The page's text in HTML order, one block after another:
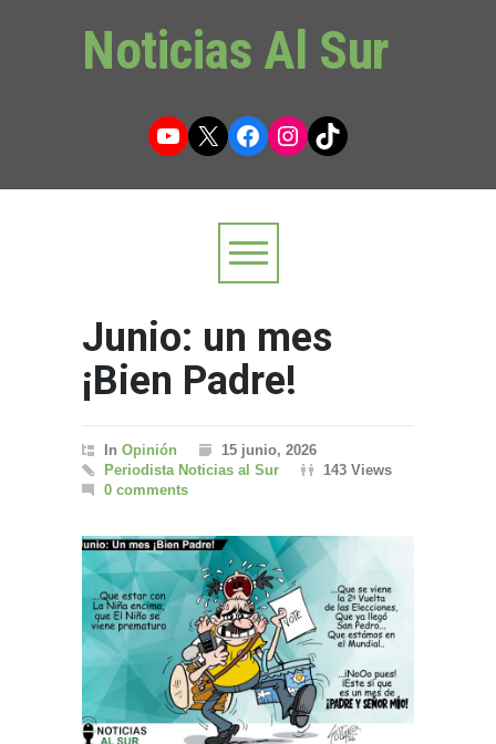
Noticias Al Sur
YouTube
X Facebook
Instagram
TikTok
Junio: un mes
¡Bien Padre!
In Opinión
15 junio, 2026
Periodista Noticias al Sur
143 Views
0 comments